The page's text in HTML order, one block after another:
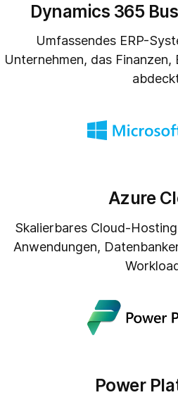
Dynamics 365
Umfassendes ERP-
Unternehmen, das
Azure
Skalierbares Cloud-
Anwendungen,
Power